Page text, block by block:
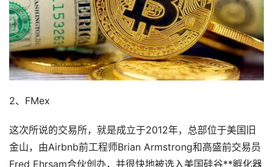
2、FMex
这次所说的交易所，就是成立于2012年，总部位于美国旧
金山，由Airbnb前工程师Brian Armstrong和高盛前交易员
Fred Ehrsam合伙创办，并很快地被选入美国硅谷**孵化器